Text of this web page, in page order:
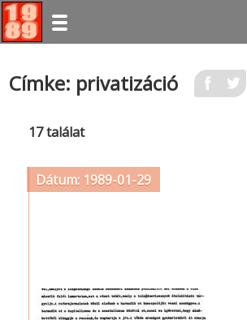
Ugrás
Címke: privatizáció
17 találat
Dátum: 1989-01-29